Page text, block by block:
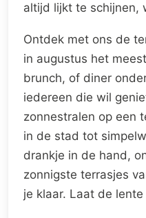
altijd lijkt te schijnen,
Ontdek met ons de
in augustus het
brunch, of diner
iedereen die wil
zonnestralen op een
in de stad tot
drankje in de hand,
zonnigste terrasjes
je klaar. Laat de